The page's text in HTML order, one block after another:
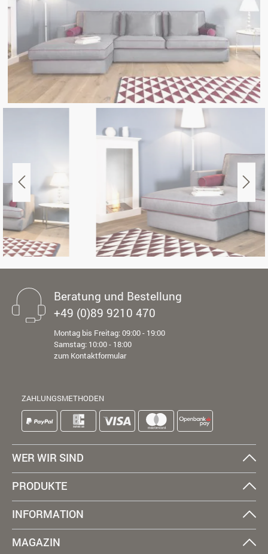
Beratung und Bestellung
+49 (0)89 9210 470
Montag bis Freitag: 09:00 - 19:00
Samstag: 10:00 - 18:00
zum Kontaktformular
ZAHLUNGSMETHODEN
WER WIR SIND
PRODUKTE
INFORMATION
MAGAZIN